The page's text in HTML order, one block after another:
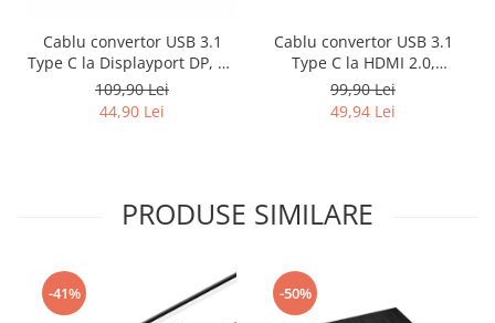
Cablu convertor USB 3.1
Type C la Displayport DP, 4K
x 2K, 1.8m, HOPE R
109,90 Lei
44,90 Lei
Cablu convertor USB 3.1
Type C la HDMI 2.0,
4K@60Hz, 1.8m, negru,
HOPE R
99,90 Lei
49,94 Lei
PRODUSE SIMILARE
-41% -50%